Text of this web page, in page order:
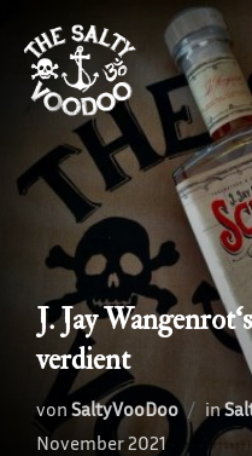
Inhalt
springen
J. Jay
verdient
von SaltyVooDoo in
November 2021